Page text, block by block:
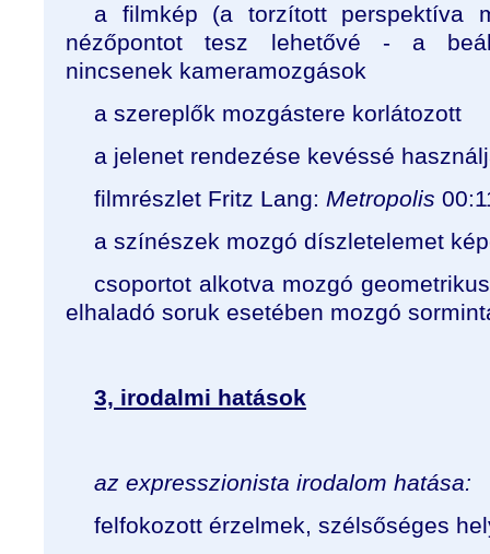
a filmkép (a torzított perspektíva
nézőpontot tesz lehetővé - a
nincsenek kameramozgások
a szereplők mozgástere korlátozott
a jelenet rendezése kevéssé
filmrészlet Fritz Lang: Metropolis
a színészek mozgó díszletelemet
csoportot alkotva mozgó
elhaladó soruk esetében mozgó
3, irodalmi hatások
az expresszionista irodalom hatása:
felfokozott érzelmek, szélsőséges